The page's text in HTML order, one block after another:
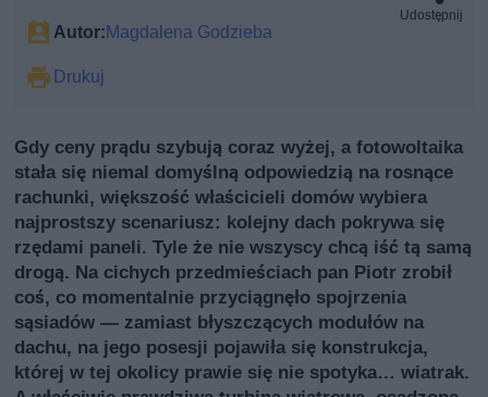
Autor: Magdalena Godzieba
Drukuj
Udostępnij
Gdy ceny prądu szybują coraz wyżej, a fotowoltaika
stała się niemal domyślną odpowiedzią na rosnące
rachunki, większość właścicieli domów wybiera
najprostszy scenariusz: kolejny dach pokrywa się
rzędami paneli. Tyle że nie wszyscy chcą iść tą samą
drogą. Na cichych przedmieściach pan Piotr zrobił
coś, co momentalnie przyciągnęło spojrzenia
sąsiadów — zamiast błyszczących modułów na
dachu, na jego posesji pojawiła się konstrukcja,
której w tej okolicy prawie się nie spotyka… wiatrak.